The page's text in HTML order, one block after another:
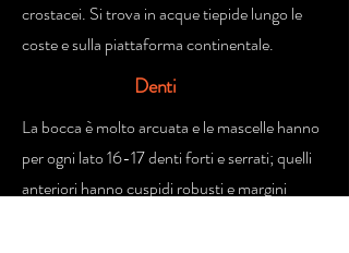
crostacei. Si trova in acque tiepide lungo le
coste e sulla piattaforma continentale.
Denti
La bocca è molto arcuata e le mascelle hanno
per ogni lato 16-17 denti forti e serrati; quelli
anteriori hanno cuspidi robusti e margini